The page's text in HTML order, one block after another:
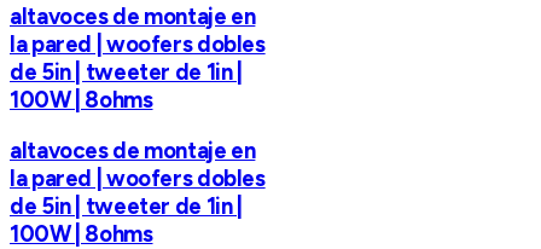
altavoces de montaje en
la pared | woofers dobles
de 5in | tweeter de 1in |
100W | 8ohms
altavoces de montaje en
la pared | woofers dobles
de 5in | tweeter de 1in |
100W | 8ohms